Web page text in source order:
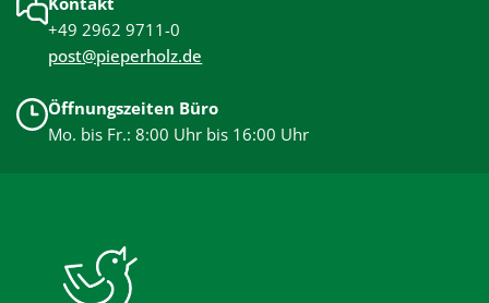
+49 2962 9711-0
post@pieperholz.de
Öffnungszeiten Büro
Mo. bis Fr.: 8:00 Uhr bis 16:00 Uhr